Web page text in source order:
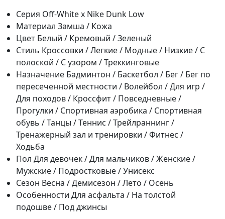
Серия Off-White x Nike Dunk Low
Материал Замша / Кожа
Цвет Белый / Кремовый / Зеленый
Стиль Кроссовки / Легкие / Модные / Низкие / С
полоской / С узором / Треккинговые
Назначение Бадминтон / Баскетбол / Бег / Бег по
пересеченной местности / Волейбол / Для игр /
Для походов / Кроссфит / Повседневные /
Прогулки / Спортивная аэробика / Спортивная
обувь / Танцы / Теннис / Трейлраннинг /
Тренажерный зал и тренировки / Фитнес /
Ходьба
Пол Для девочек / Для мальчиков / Женские /
Мужские / Подростковые / Унисекс
Сезон Весна / Демисезон / Лето / Осень
Особенности Для асфальта / На толстой
подошве / Под джинсы